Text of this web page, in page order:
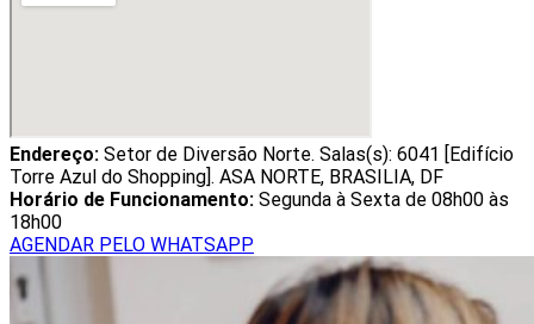
Endereço: Setor de Diversão Norte. Salas(s): 6041 [Edifício
Torre Azul do Shopping]. ASA NORTE, BRASILIA, DF
Horário de Funcionamento: Segunda à Sexta de 08h00 às
18h00
AGENDAR PELO WHATSAPP